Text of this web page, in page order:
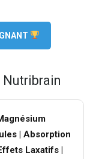
| Absorption
Laxatifs |